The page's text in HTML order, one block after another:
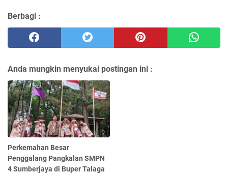
Berbagi :
Anda mungkin menyukai postingan ini :
Perkemahan Besar
Penggalang Pangkalan SMPN
4 Sumberjaya di Buper Talaga